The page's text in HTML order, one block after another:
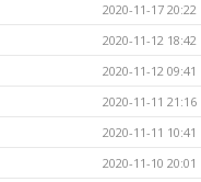
2020-11-17 20:22
2020-11-12 18:42
2020-11-12 09:41
2020-11-11 21:16
2020-11-11 10:41
2020-11-10 20:01